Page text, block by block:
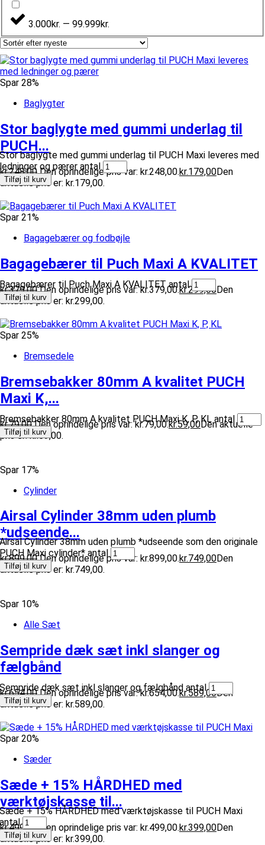
3.000kr. — 99.999kr.
Spar 28%
Baglygter
Stor baglygte med gummi underlag til
PUCH...
kr.248,00 Den oprindelige pris var: kr.248,00.kr.179,00Den
aktuelle pris er: kr.179,00.
Stor baglygte med gummi underlag til PUCH Maxi leveres med
ledninger og pærer antal
Tilføj til kurv
Spar 21%
Bagagebærer og fodbøjle
Bagagebærer til Puch Maxi A KVALITET
kr.379,00 Den oprindelige pris var: kr.379,00.kr.299,00Den
aktuelle pris er: kr.299,00.
Bagagebærer til Puch Maxi A KVALITET antal
Tilføj til kurv
Spar 25%
Bremsedele
Bremsebakker 80mm A kvalitet PUCH
Maxi K,...
kr.79,00 Den oprindelige pris var: kr.79,00.kr.59,00Den aktuelle
pris er: kr.59,00.
Bremsebakker 80mm A kvalitet PUCH Maxi K, P, KL antal
Tilføj til kurv
Spar 17%
Cylinder
Airsal Cylinder 38mm uden plumb
*udseende...
kr.899,00 Den oprindelige pris var: kr.899,00.kr.749,00Den
aktuelle pris er: kr.749,00.
Airsal Cylinder 38mm uden plumb *udseende som den originale
PUCH Maxi cylinder* antal
Tilføj til kurv
Spar 10%
Alle Sæt
Sempride dæk sæt inkl slanger og
fælgbånd
kr.654,00 Den oprindelige pris var: kr.654,00.kr.589,00Den
aktuelle pris er: kr.589,00.
Sempride dæk sæt inkl slanger og fælgbånd antal
Tilføj til kurv
Spar 20%
Sæder
Sæde + 15% HÅRDHED med
værktøjskasse til...
kr.499,00 Den oprindelige pris var: kr.499,00.kr.399,00Den
aktuelle pris er: kr.399,00.
Sæde + 15% HÅRDHED med værktøjskasse til PUCH Maxi
antal
Tilføj til kurv